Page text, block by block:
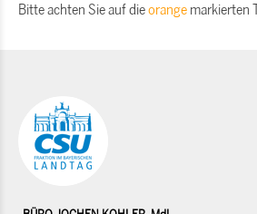
Bitte achten Sie auf dieorange markierten